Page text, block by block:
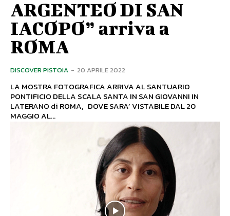
ARGENTEO DI SAN
IACOPO” arriva a
ROMA
DISCOVER PISTOIA - 20 APRILE 2022
LA MOSTRA FOTOGRAFICA ARRIVA AL SANTUARIO
PONTIFICIO DELLA SCALA SANTA IN SAN GIOVANNI IN
LATERANO di ROMA, DOVE SARA’ VISTABILE DAL 20
MAGGIO AL...